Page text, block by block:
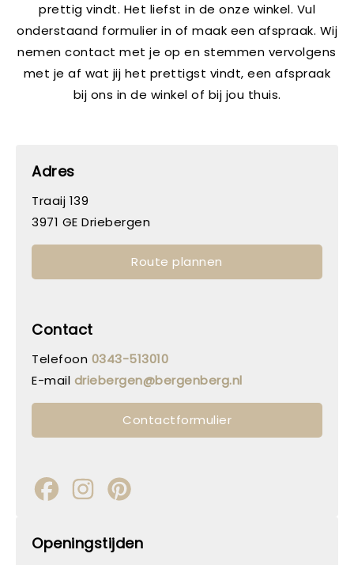
prettig vindt. Het liefst in de onze winkel. Vul
onderstaand formulier in of maak een afspraak. Wij
nemen contact met je op en stemmen vervolgens
met je af wat jij het prettigst vindt, een afspraak
bij ons in de winkel of bij jou thuis.
Adres
Traaij 139
3971 GE Driebergen
Route plannen
Contact
Telefoon 0343-513010
E-mail driebergen@bergenberg.nl
Contactformulier
Openingstijden